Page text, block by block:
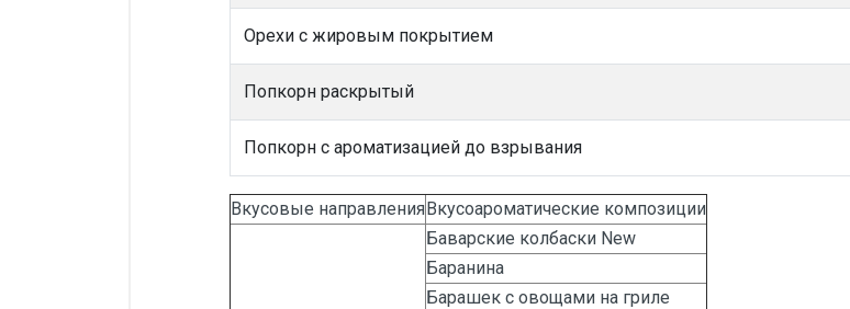
Орехи с жировым покрытием
Попкорн раскрытый
Попкорн с ароматизацией до взрывания
Вкусовые направленияВкусоароматические композиции
Баварские колбаски New
Баранина
Барашек с овощами на гриле